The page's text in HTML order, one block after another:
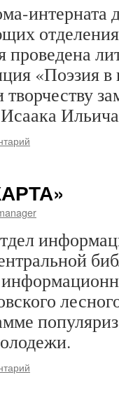
интерната
проведена
«Поэзия в